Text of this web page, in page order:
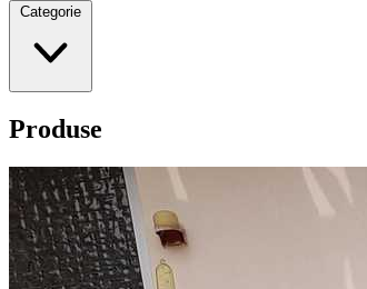
Categorie
Produse